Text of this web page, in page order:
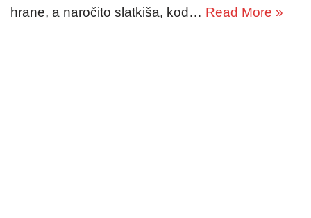
hrane, a naročito slatkiša, kod… Read More »